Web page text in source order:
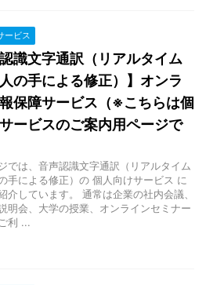
ービス
認識文字通訳（リアルタイム
の手による修正）】オンラ
保障サービス（※こちらは個
ービスのご案内用ページで
では、音声認識文字通訳（リアルタイム
手による修正）の 個人向けサービス に
介しています。 通常は企業の社内会議、
明会、大学の授業、オンラインセミナー
利 ...